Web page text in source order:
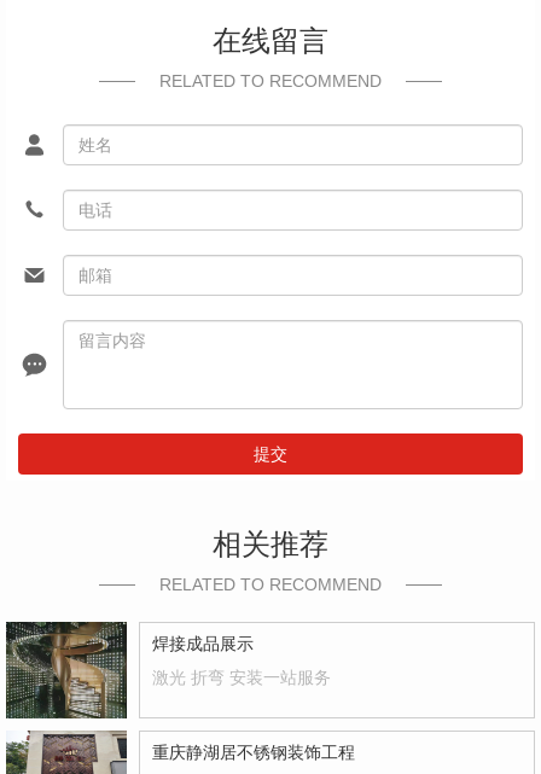
在线留言
RELATED TO RECOMMEND
提交
相关推荐
RELATED TO RECOMMEND
焊接成品展示
激光 折弯 安装一站服务
重庆静湖居不锈钢装饰工程